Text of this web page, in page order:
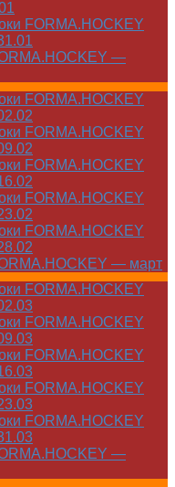
FORMA.HOCKEY
—
FORMA.HOCKEY
FORMA.HOCKEY
FORMA.HOCKEY
FORMA.HOCKEY
FORMA.HOCKEY
— март
FORMA.HOCKEY
FORMA.HOCKEY
FORMA.HOCKEY
FORMA.HOCKEY
FORMA.HOCKEY
—